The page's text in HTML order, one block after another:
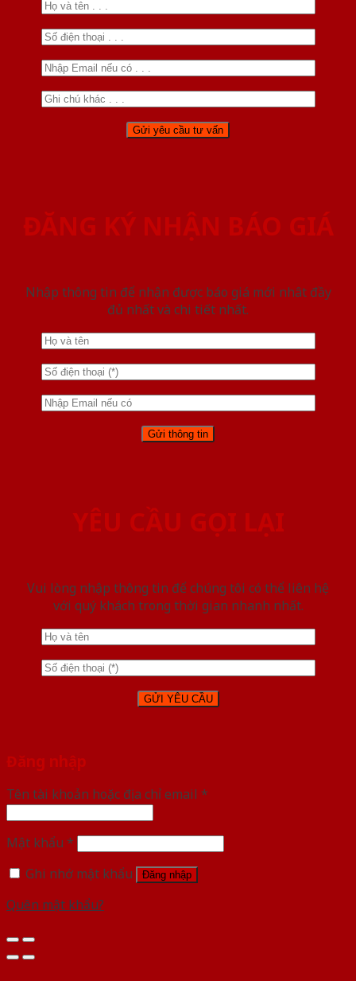
ĐĂNG KÝ NHẬN BÁO GIÁ
Nhập thông tin để nhận được báo giá mới nhât đầy
đủ nhất và chi tiết nhất.
YÊU CẦU GỌI LẠI
Vui lòng nhập thông tin để chúng tôi có thể liên hệ
với quý khách trong thời gian nhanh nhất.
Đăng nhập
Tên tài khoản hoặc địa chỉ email *
Mật khẩu *
Ghi nhớ mật khẩu
Đăng nhập
Quên mật khẩu?